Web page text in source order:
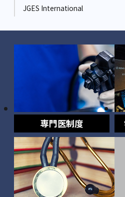
JGES International
専門医制度